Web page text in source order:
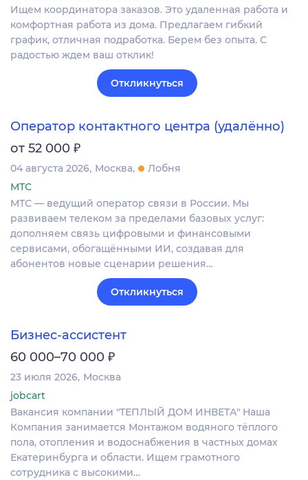
Ищем координатора заказов. Это удаленная работа и
комфортная работа из дома. Предлагаем гибкий
график, отличная подработка. Берем без опыта. С
радостью ждем ваш отклик!
Откликнуться
Оператор контактного центра (удалённо)
от 52 000 ₽
04 августа 2026 Москва
Лобня
МТС
МТС — ведущий оператор связи в России. Мы
развиваем телеком за пределами базовых услуг:
дополняем связь цифровыми и финансовыми
сервисами, обогащёнными ИИ, создавая для
абонентов новые сценарии решения…
Откликнуться
Бизнес-ассистент
60 000–70 000 ₽
23 июля 2026 Москва
jobcart
Вакансия компании "ТЕПЛЫЙ ДОМ ИНВЕТА" Наша
Компания занимается Монтажом водяного тёплого
пола, отопления и водоснабжения в частных домах
Екатеринбурга и области. Ищем грамотного
сотрудника с высокими…